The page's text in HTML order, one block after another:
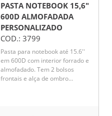
PASTA NOTEBOOK 15,6"
600D ALMOFADADA
PERSONALIZADO
COD.: 3799
Pasta para notebook até 15.6''
em 600D com interior forrado e
almofadado. Tem 2 bolsos
frontais e alça de ombro